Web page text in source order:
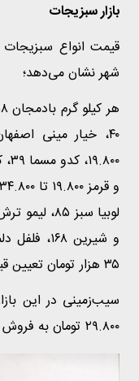
بازار سبزیجات
قیمت انواع
شهر نشان می‌دهد؛
۳۵ هزار تومان تعیین قیمت شده‌اند.
۲۹.۸۰۰ تومان به فروش می‌رسد.